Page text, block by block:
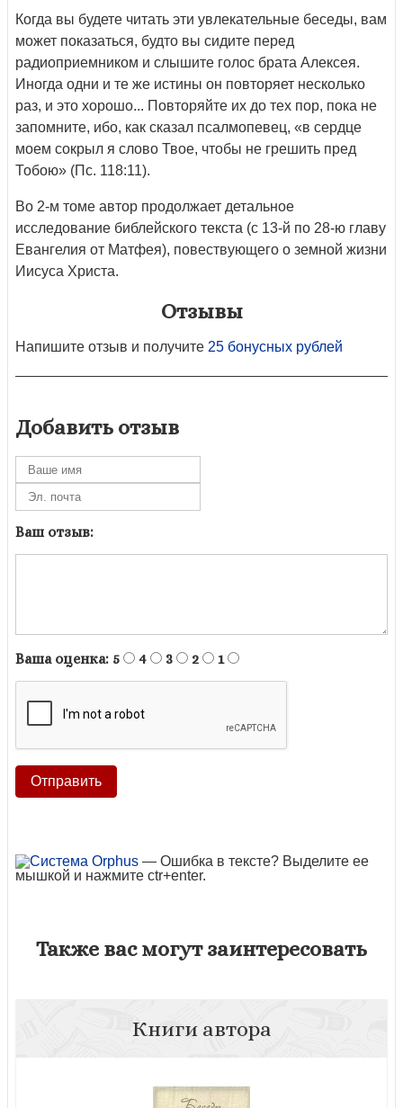
Когда вы будете читать эти увлекательные беседы, вам
может показаться, будто вы сидите перед
радиоприемником и слышите голос брата Алексея.
Иногда одни и те же истины он повторяет несколько
раз, и это хорошо... Повторяйте их до тех пор, пока не
запомните, ибо, как сказал псалмопевец, «в сердце
моем сокрыл я слово Твое, чтобы не грешить пред
Тобою» (Пс. 118:11).
Во 2-м томе автор продолжает детальное
исследование библейского текста (с 13-й по 28-ю главу
Евангелия от Матфея), повествующего о земной жизни
Иисуса Христа.
Отзывы
Напишите отзыв и получите 25 бонусных рублей
Добавить отзыв
Ваш отзыв:
Ваша оценка: 5 4 3 2 1
— Ошибка в тексте? Выделите ее
мышкой и нажмите ctr+enter.
Также вас могут заинтересовать
Книги автора